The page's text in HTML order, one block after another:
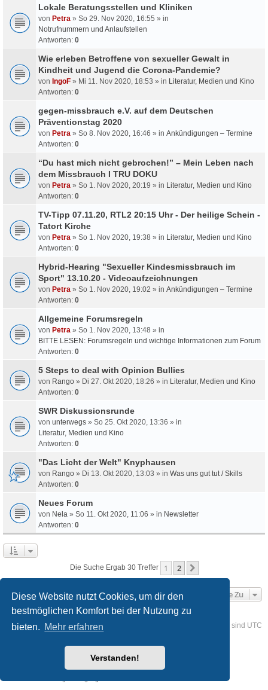
Diese Website nutzt Cookies, um dir den
bestmöglichen Komfort bei der Nutzung zu
bieten. Mehr erfahren
Verstanden!
Lokale Beratungsstellen und Kliniken
von Petra » So 29. Nov 2020, 16:55 » in
Notrufnummern und Anlaufstellen
Antworten: 0
Wie erleben Betroffene von sexueller Gewalt in
Kindheit und Jugend die Corona-Pandemie?
von IngoF » Mi 11. Nov 2020, 18:53 » in Literatur, Medien und Kino
Antworten: 0
gegen-missbrauch e.V. auf dem Deutschen
Präventionstag 2020
von Petra » So 8. Nov 2020, 16:46 » in Ankündigungen – Termine
Antworten: 0
“Du hast mich nicht gebrochen!” – Mein Leben nach
dem Missbrauch I TRU DOKU
von Petra » So 1. Nov 2020, 20:19 » in Literatur, Medien und Kino
Antworten: 0
TV-Tipp 07.11.20, RTL2 20:15 Uhr - Der heilige Schein -
Tatort Kirche
von Petra » So 1. Nov 2020, 19:38 » in Literatur, Medien und Kino
Antworten: 0
Hybrid-Hearing "Sexueller Kindesmissbrauch im
Sport" 13.10.20 - Videoaufzeichnungen
von Petra » So 1. Nov 2020, 19:02 » in Ankündigungen – Termine
Antworten: 0
Allgemeine Forumsregeln
von Petra » So 1. Nov 2020, 13:48 » in
BITTE LESEN: Forumsregeln und wichtige Informationen zum Forum
Antworten: 0
5 Steps to deal with Opinion Bullies
von Rango » Di 27. Okt 2020, 18:26 » in Literatur, Medien und Kino
Antworten: 0
SWR Diskussionsrunde
von unterwegs » So 25. Okt 2020, 13:36 » in
Literatur, Medien und Kino
Antworten: 0
"Das Licht der Welt" Knyphausen
von Rango » Di 13. Okt 2020, 13:03 » in Was uns gut tut / Skills
Antworten: 0
Neues Forum
von Nela » So 11. Okt 2020, 11:06 » in Newsletter
Antworten: 0
Die Suche Ergab 30 Treffer 1 2
Gehe Zu
Foren-Übersicht Kontakt Alle Zeiten sind UTC
® Forum Software © phpBB Limited
phpBB.de
created by INVENTEA & v12mike